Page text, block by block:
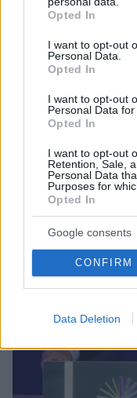
grant or deny
use your data for
consent section.
Opted In
I want to opt-out
Personal Data.
Opted In
I want to opt-out
Personal Data for
Opted In
I want to opt-out
Retention, Sale,
Personal Data
Purposes for
Opted In
Google consents
CONFIRM
Data Deletion
εξάρτηση - «Τι θα
από τη Ρωσία ή το
Προειδοποίηση
Ανατολής – Οι
αμερικανικό LNG,
αυξανόμενο
«γιγαντιαία»
Metlen - Τι είπε για